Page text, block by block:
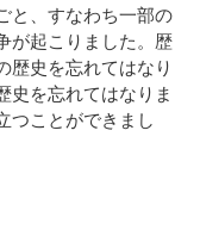
と、すなわち一部の
が起こりました。歴
歴史を忘れてはなり
史を忘れてはなりま
つことができまし